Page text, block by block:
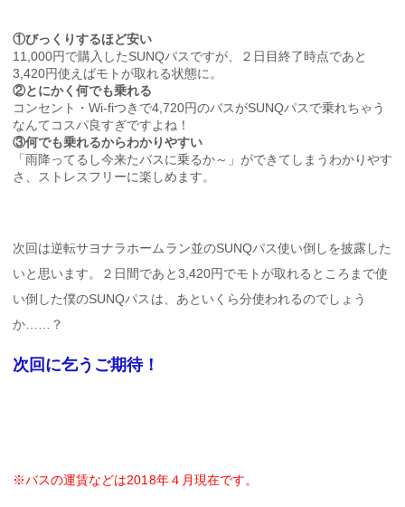
①びっくりするほど安い
11,000円で購入したSUNQパスですが、２日目終了時点であと
3,420円使えばモトが取れる状態に。
②とにかく何でも乗れる
コンセント・Wi-fiつきで4,720円のバスがSUNQパスで乗れちゃう
なんてコスパ良すぎですよね！
③何でも乗れるからわかりやすい
「雨降ってるし今来たバスに乗るか～」ができてしまうわかりやす
さ、ストレスフリーに楽しめます。
次回は逆転サヨナラホームラン並のSUNQパス使い倒しを披露した
いと思います。２日間であと3,420円でモトが取れるところまで使
い倒した僕のSUNQパスは、あといくら分使われるのでしょう
か……？
次回に乞うご期待！
※バスの運賃などは2018年４月現在です。